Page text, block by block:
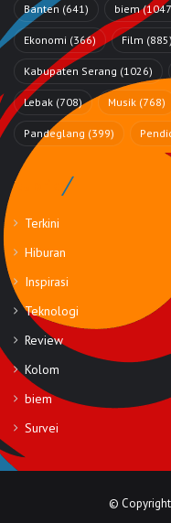
Banten (641) biem
Ekonomi (366) Film (885)
Kabupaten Serang (1026)
Lebak (708) Musik (768)
Pandeglang (399)
Rubrik
Terkini
Hiburan
Inspirasi
Teknologi
Review
Kolom
biem
Survei
© Copyright